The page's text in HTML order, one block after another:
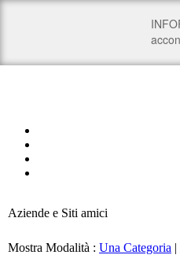
Aziende e Siti amici
Mostra Modalità : Una Categoria |